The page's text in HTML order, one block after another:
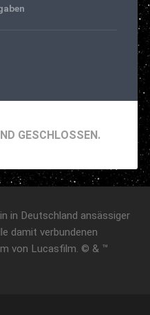
GESCHLOSSEN.
in Deutschland ansässiger
damit verbundenen
von Lucasfilm. © & ™